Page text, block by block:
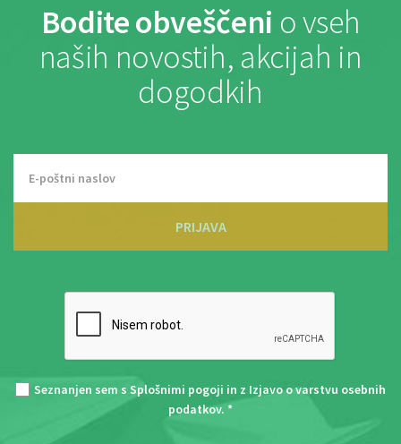
Bodite obveščeni o vseh
naših novostih, akcijah in
dogodkih
PRIJAVA
Seznanjen sem s Splošnimi pogoji in z Izjavo o varstvu osebnih
podatkov. *